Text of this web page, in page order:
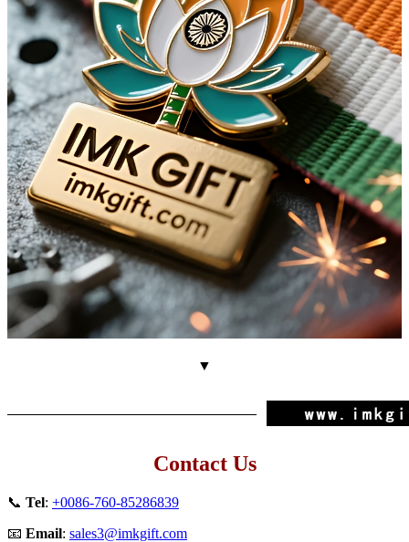
▼
Contact Us
📞 Tel: +0086-760-85286839
📧 Email: sales3@imkgift.com